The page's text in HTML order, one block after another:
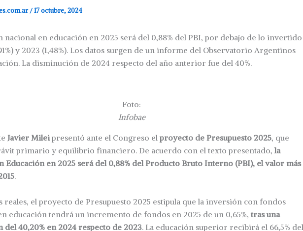
/17 octubre, 2024
nacional en educación en 2025 será del 0,88% del PBI, por debajo de lo invertido
y 2023 (1,48%). Los datos surgen de un informe del Observatorio Argentinos
La disminución de 2024 respecto del año anterior fue del 40%.
Foto:
Infobae
Javier Mileipresentó ante el Congreso elproyecto de Presupuesto 2025, que
primario y equilibrio financiero. De acuerdo con el texto presentado,la
Educación en 2025 será del 0,88% del Producto Bruto Interno (PBI), el valor más
.
reales, el proyecto de Presupuesto 2025 estipula que la inversión con fondos
educación tendrá un incremento de fondos en 2025 de un 0,65%, tras una
del 40,20% en 2024 respecto de 2023. La educación superior recibirá el 66,5% del